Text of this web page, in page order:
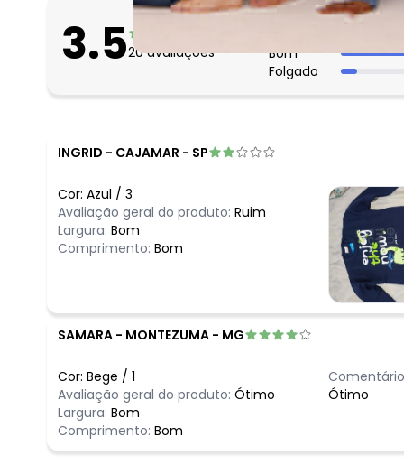
3.520 avaliações
O que as clientes
Bom
Folgado
INGRID - CAJAMAR - SP
Cor: Azul / 3
Avaliação geral do produto: Ruim
Largura: Bom
Comprimento: Bom
SAMARA - MONTEZUMA - MG
Cor: Bege / 1
Avaliação geral do produto: Ótimo
Largura: Bom
Comprimento: Bom
Ótimo